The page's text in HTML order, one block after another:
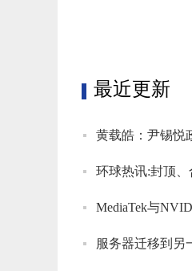
最近更新
黄载皓：尹锡悦
环球热讯:封顶
MediaTek与
服务器迁移到另